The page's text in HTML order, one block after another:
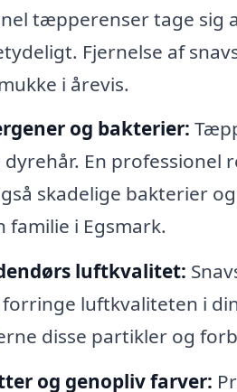
tæpperenser tage sig
Fjernelse af
i årevis.
og bakterier:
En professionel
skadelige bakterier
familie i Egsmark.
luftkvalitet:
luftkvaliteten i
disse partikler og
og genopliv farver: